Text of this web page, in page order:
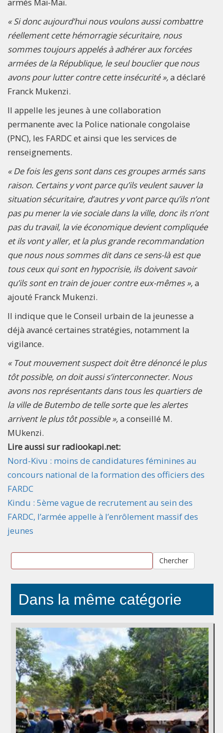
« Si donc aujourd’hui nous voulons aussi combattre
réellement cette hémorragie sécuritaire, nous
sommes toujours appelés à adhérer aux forcées
armées de la République, le seul bouclier que nous
avons pour lutter contre cette insécurité »,a déclaré
Franck Mukenzi.
Il appelle les jeunes à une collaboration
permanente avec la Police nationale congolaise
(PNC), les FARDC et ainsi que les services de
renseignements.
« De fois les gens sont dans ces groupes armés sans
raison. Certains y vont parce qu’ils veulent sauver la
situation sécuritaire, d’autres y vont parce qu’ils n’ont
pas pu mener la vie sociale dans la ville, donc ils n’ont
pas du travail, la vie économique devient compliquée
et ils vont y aller, et la plus grande recommandation
que nous nous sommes dit dans ce sens-là est que
tous ceux qui sont en hypocrisie, ils doivent savoir
qu’ils sont en train de jouer contre eux-mêmes »,a
ajouté Franck Mukenzi.
Il indique que le Conseil urbain de la jeunesse a
déjà avancé certaines stratégies, notamment la
vigilance.
« Tout mouvement suspect doit être dénoncé le plus
tôt possible, on doit aussi s’interconnecter. Nous
avons nos représentants dans tous les quartiers de
la ville de Butembo de telle sorte que les alertes
arrivent le plus tôt possible »,a conseillé M.
MUkenzi.
Lire aussi sur radiookapi.net:
Nord-Kivu : moins de candidatures féminines au
concours national de la formation des officiers des
FARDC
Kindu : 5ème vague de recrutement au sein des
FARDC, l’armée appelle à l’enrôlement massif des
jeunes
Chercher
Dans la même catégorie